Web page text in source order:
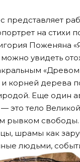
представляет
на стихи
Поженяна
увидеть
и корней дерева
Еще один
— это тело
рывком
шрамы как
людьми,